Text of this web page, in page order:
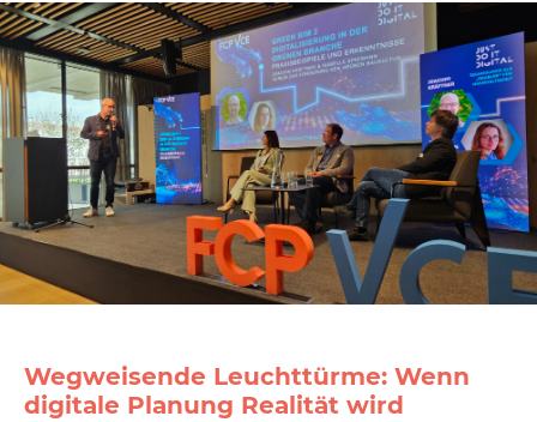
Wegweisende Leuchttürme: Wenn
digitale Planung Realität wird